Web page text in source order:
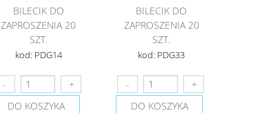
BILECIK DO
ZAPROSZENIA 20
SZT.
kod: PDG14
DO KOSZYKA
BILECIK DO
ZAPROSZENIA 20
SZT.
kod: PDG33
DO KOSZYKA